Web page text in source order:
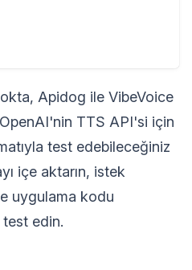
Apidog ile VibeVoice
TTS API'si için
test edebileceğiniz
içe aktarın, istek
uygulama kodu
edin.